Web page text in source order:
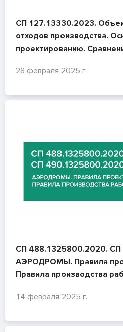
СП 127.13330.2023.
отходов производства.
проектированию.
28 февраля 2025 г.
СП 488.1325800.2020.
АЭРОДРОМЫ. Правила
Правила производства
14 февраля 2025 г.